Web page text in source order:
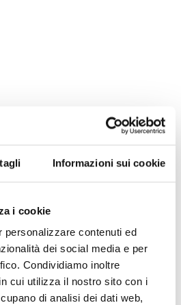
Informazioni sui cookie
i cookie
personalizzare contenuti ed
dei social media e per
Condividiamo inoltre
cui utilizza il nostro sito con i
di analisi dei dati web,